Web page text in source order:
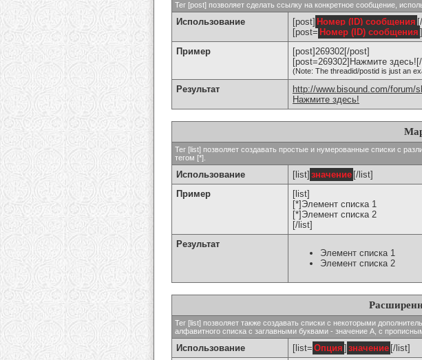
Тег [post] позволяет сделать ссылку на конкретное сообщение,
Использование [post] Номер (ID) сообщения
[post= Номер (ID) сообщения ]
Пример
[post]269302[/post]
[post=269302]Нажмите
(Note: The threadid/postid is just an
Результат
http://www.bisound.com/forum/
Нажмите здесь!
Тег [list] позволяет создавать простые и нумерованные списки с
тегом [*].
Использование [list] значение [/list]
Пример
[list]
[*]Элемент списка 1
[*]Элемент списка 2
[/list]
Результат
Элемент списка 1
Элемент списка 2
Тег [list] позволяет также создавать списки с некоторыми
алфавитного списка с заглавными буквами - значение A, с
Использование [list= Опция ] значение [/list]